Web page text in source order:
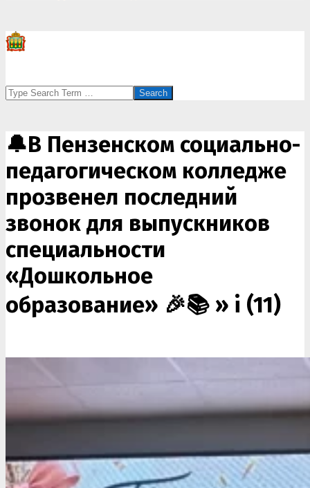
Search
🔔В Пензенском социально-
педагогическом колледже
прозвенел последний
звонок для выпускников
специальности
«Дошкольное
образование» 🎉📚 » i (11)